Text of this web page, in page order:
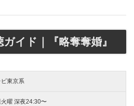
イド｜『略奪奪婚』
ビ東京系
曜 深夜24:30〜